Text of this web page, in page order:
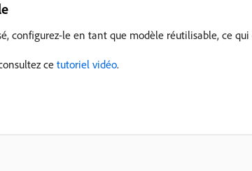
configurez-le en tant que modèle réutilisable, ce
ce tutoriel vidéo.